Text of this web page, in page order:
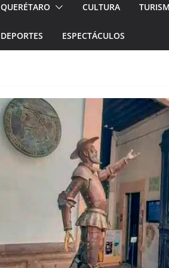
QUERÉTARO CULTURA
DEPORTES ESPECTÁCULOS